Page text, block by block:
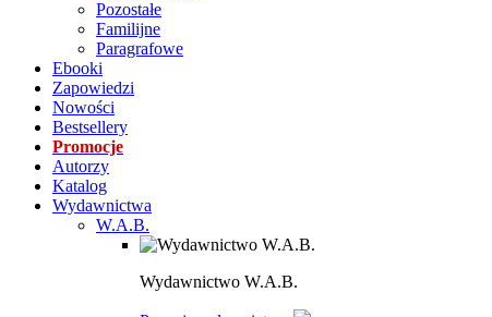
Pozostałe
Familijne
Paragrafowe
Ebooki
Zapowiedzi
Nowości
Bestsellery
Promocje
Autorzy
Katalog
Wydawnictwa
W.A.B.
Wydawnictwo W.A.B.